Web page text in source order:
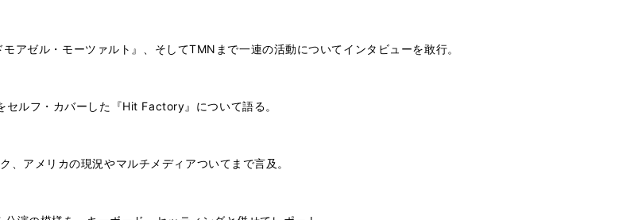
アゼル・モーツァルト』、そしてTMNまで一連の活動についてインタビューを敢行。
ルフ・カバーした『Hit Factory』について語る。
アメリカの現況やマルチメディアついてまで言及。